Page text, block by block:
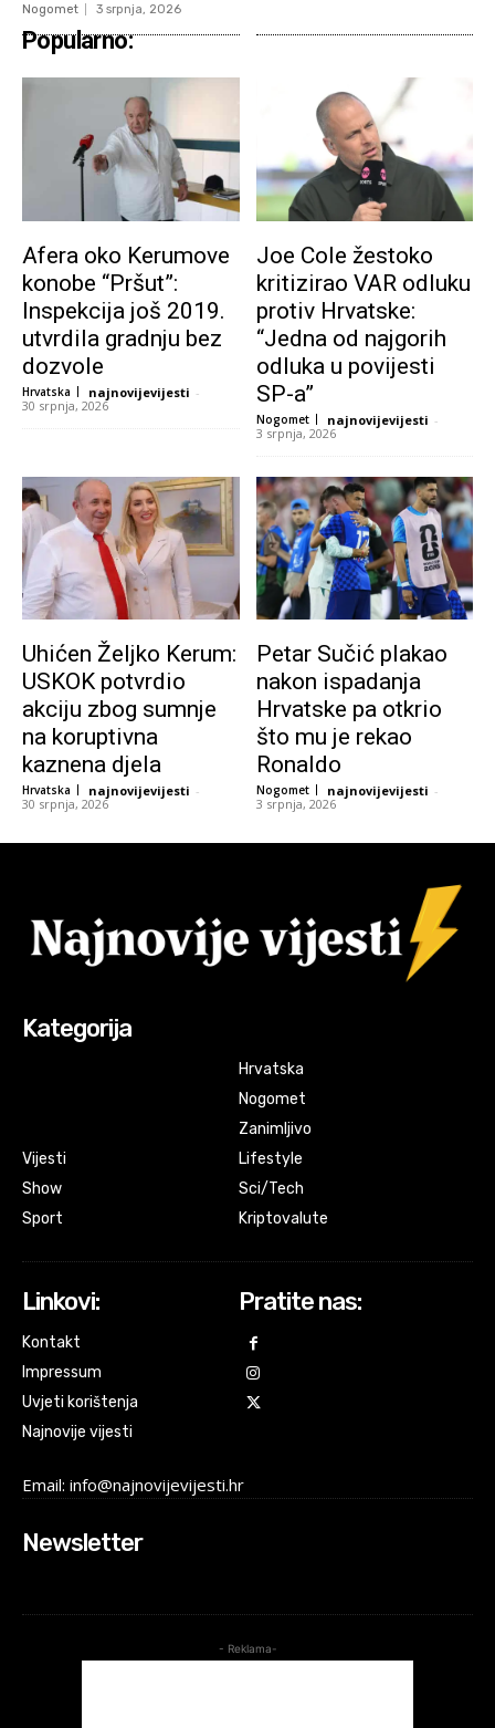
Nogomet 3 srpnja, 2026
Popularno:
Afera oko Kerumove
konobe “Pršut”:
Inspekcija još 2019.
utvrdila gradnju bez
dozvole
Hrvatska najnovijevijesti -
30 srpnja, 2026
Joe Cole žestoko
kritizirao VAR odluku
protiv Hrvatske:
“Jedna od najgorih
odluka u povijesti
SP-a”
Nogomet najnovijevijesti -
3 srpnja, 2026
Uhićen Željko Kerum:
USKOK potvrdio
akciju zbog sumnje
na koruptivna
kaznena djela
Hrvatska najnovijevijesti -
30 srpnja, 2026
Petar Sučić plakao
nakon ispadanja
Hrvatske pa otkrio
što mu je rekao
Ronaldo
Nogomet najnovijevijesti -
3 srpnja, 2026
Kategorija
Vijesti
Show
Sport
Hrvatska
Nogomet
Zanimljivo
Lifestyle
Sci/Tech
Kriptovalute
Linkovi:
Kontakt
Impressum
Uvjeti korištenja
Najnovije vijesti
Pratite nas:
Email: info@najnovijevijesti.hr
Newsletter
- Reklama-